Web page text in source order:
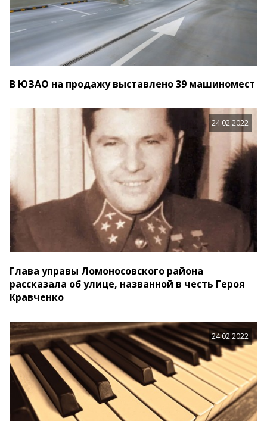
В ЮЗАО на продажу выставлено 39 машиномест
24.02.2022
Глава управы Ломоносовского района
рассказала об улице, названной в честь Героя
Кравченко
24.02.2022